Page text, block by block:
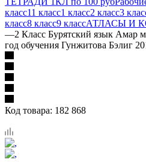
класс11 класс1 класс2 класс3
класс8 класс9 классАТЛАСЫ И
—2 Класс Бурятский язык Амар
год обучения Гунжитова Бэлиг
Код товара: 182 868